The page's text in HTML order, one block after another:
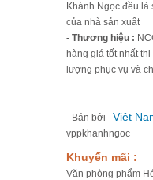
Khánh Ngọc đều
của nhà sản xuất
- Thương hiệu :
hàng giá tốt nhất
lượng phục vụ và
- Bán bởi Việt
vppkhanhngoc
Khuyến mãi :
Văn phòng phẩm